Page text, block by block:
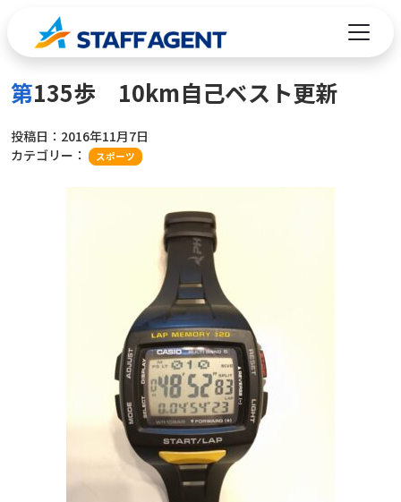
コンテンツへスキップ
第135歩 10km自己ベスト更新
投稿日： 2016年11月7日
カテゴリー：
スポーツ